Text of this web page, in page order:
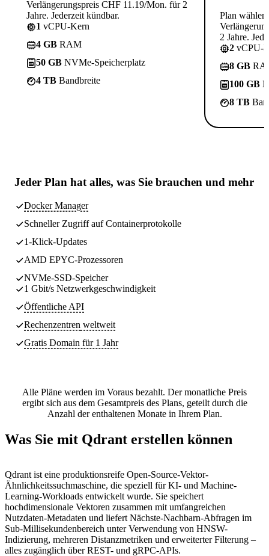
Verlängerungspreis CHF 11.19/Mon. für 2
Jahre. Jederzeit kündbar.
1 vCPU-Kern
4 GB RAM
50 GB NVMe-Speicherplatz
4 TB Bandbreite
Plan wählen
2 Jahre.
2 vCPU-
8 GB
100 GB
8 TB
Jeder Plan hat alles, was Sie brauchen und mehr
Docker Manager
Schneller Zugriff auf Containerprotokolle
1-Klick-Updates
AMD EPYC-Prozessoren
NVMe-SSD-Speicher
1 Gbit/s Netzwerkgeschwindigkeit
Öffentliche API
Rechenzentren weltweit
Gratis Domain für 1 Jahr
Alle Pläne werden im Voraus bezahlt. Der monatliche Preis
ergibt sich aus dem Gesamtpreis des Plans, geteilt durch die
Anzahl der enthaltenen Monate in Ihrem Plan.
Was Sie mit Qdrant erstellen können
Qdrant ist eine produktionsreife Open-Source-Vektor-
Ähnlichkeitssuchmaschine, die speziell für KI- und Machine-
Learning-Workloads entwickelt wurde. Sie speichert
hochdimensionale Vektoren zusammen mit umfangreichen
Nutzdaten-Metadaten und liefert Nächste-Nachbarn-Abfragen im
Sub-Millisekundenbereich unter Verwendung von HNSW-
Indizierung, mehreren Distanzmetriken und erweiterter Filterung –
alles zugänglich über REST- und gRPC-APIs.